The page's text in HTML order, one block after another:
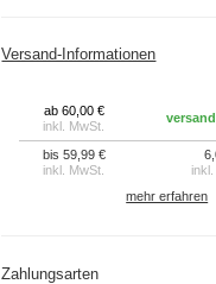
Versand-Informationen
ab 60,00 €
inkl. MwSt.
bis 59,99 €
inkl. MwSt.
inkl.
mehr erfahren
Zahlungsarten